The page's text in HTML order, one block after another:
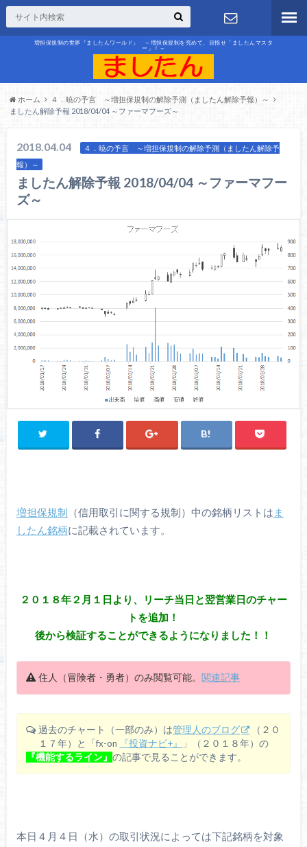
増担保規制の世界『ましたんワールド』 ～増担保規制を究めて、目指せ「ましたんマスタ
ー」！～
お問合せ
ホーム
４．暁の予言 ～増担保規制の解除予測（ましたん解除予報）～
ましたん解除予報 2018/04/04 ～ファーマフーズ～
2018.04.04
４．暁の予言 ～増担保規制の解除予測（ましたん解除予
報）～
ましたん解除予報 2018/04/04 ～ファーマフー
ズ～
増担保規制 （信用取引に関する規制）中の銘柄リストは ま
したん銘柄に記載されています。
２０１８年２月１日より、リーチ当日と翌営業日のチャー
トを追加！
後から検証することができるようになりました！！
住人（冒険者・勇者）のみ閲覧可能。 関連記事
過去のチャート（一部のみ）は管理人のブログ
（２０
１７年）と「fx-on
『投資ナビ+』
」（２０１８年）の
『機能するライン』の記事で見ることができます。
本日４月４日（水）の取引状況によっては下記銘柄を対象